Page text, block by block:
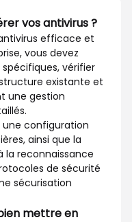
vos antivirus ?
efficace et
vous devez
vérifier
existante et
une gestion
une configuration
ainsi que la
la reconnaissance
de sécurité
sécurisation
mettre en